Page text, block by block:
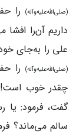
(صلی‌الله‌علیه‌وآله) را
داریم آن‌را
علی را به‌جای
(صلی‌الله‌علیه‌وآله) را
چقدر خوب است!
گفت، فرمود: یا
سالم می‌ماند؟